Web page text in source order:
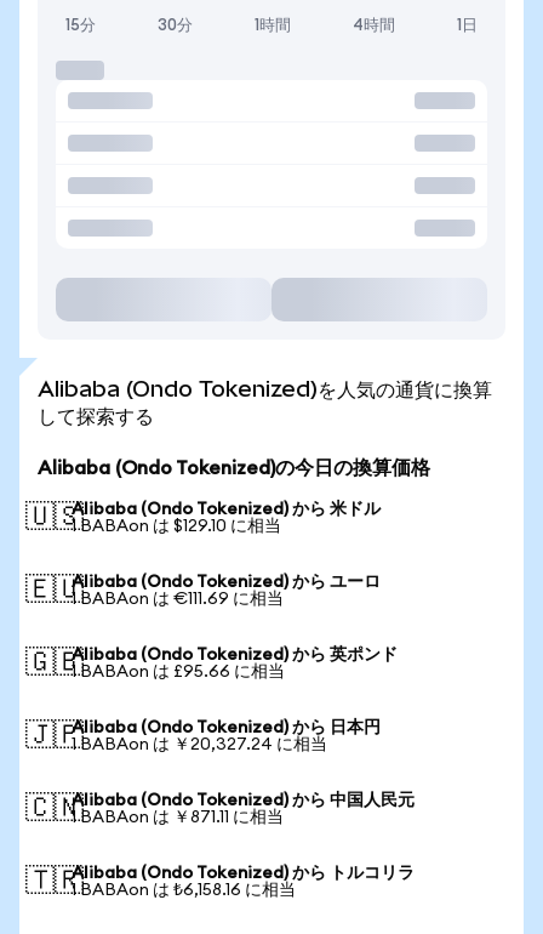
15分 30分 1時間 4時間 1日
Alibaba (Ondo Tokenized)を人気の通貨に換算
して探索する
Alibaba (Ondo Tokenized)の今日の換算価格
🇺🇸Alibaba (Ondo Tokenized) から 米ドル
1 BABAon は $129.10 に相当
🇪🇺Alibaba (Ondo Tokenized) から ユーロ
1 BABAon は €111.69 に相当
🇬🇧Alibaba (Ondo Tokenized) から 英ポンド
1 BABAon は £95.66 に相当
🇯🇵Alibaba (Ondo Tokenized) から 日本円
1 BABAon は ￥20,327.24 に相当
🇨🇳Alibaba (Ondo Tokenized) から 中国人民元
1 BABAon は ￥871.11 に相当
🇹🇷Alibaba (Ondo Tokenized) から トルコリラ
1 BABAon は ₺6,158.16 に相当